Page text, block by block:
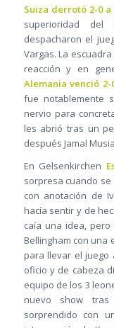
Suiza derrotó 2-0
superioridad
despacharon el
Vargas. La
reacción y en
Alemania venció
fue notablemente
nervio para
les abrió tras un
después Jamal
En Gelsenkirchen
sorpresa cuando
con anotación de
hacía sentir y de
caía una idea,
Bellingham con una
para llevar el juego
oficio y de cabeza
equipo de los 3
nuevo show tras
sorprendido con